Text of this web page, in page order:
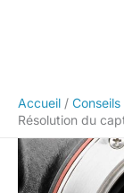
Accueil
Résolution du